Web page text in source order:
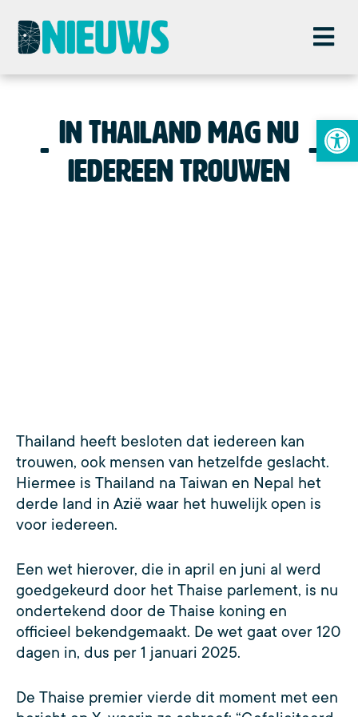
In Thailand mag nu
iedereen trouwen
Thailand heeft besloten dat iedereen kan
trouwen, ook mensen van hetzelfde geslacht.
Hiermee is Thailand na Taiwan en Nepal het
derde land in Azië waar het huwelijk open is
voor iedereen.
Een wet hierover, die in april en juni al werd
goedgekeurd door het Thaise parlement, is nu
ondertekend door de Thaise koning en
officieel bekendgemaakt. De wet gaat over 120
dagen in, dus per 1 januari 2025.
De Thaise premier vierde dit moment met een